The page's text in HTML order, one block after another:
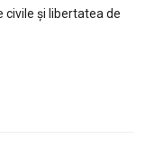
civile și libertatea de